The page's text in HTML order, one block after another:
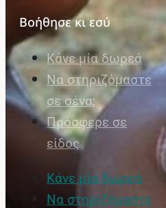
Βοήθησε κι εσύ
Κάνε μία δωρεά
Να στηριζόμαστε
σε σένα;
Πρόσφερε σε
είδος
Κάνε μία δωρεά
Να στηριζόμαστε